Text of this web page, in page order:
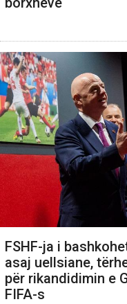
FSHF-ja i
asaj uellsiane,
për rikandidimin e
FIFA-s